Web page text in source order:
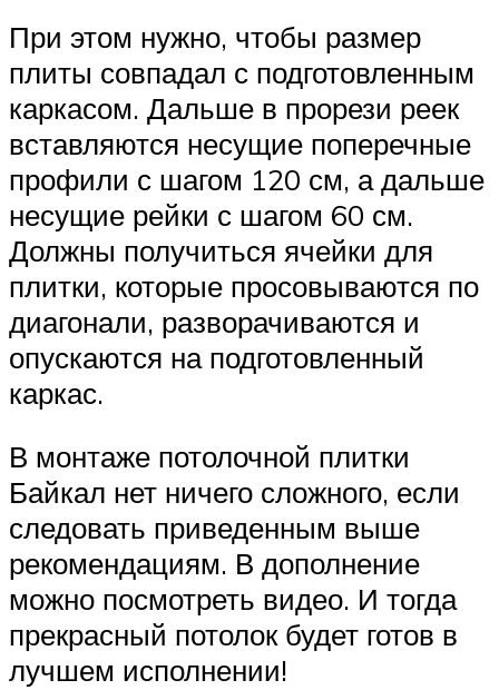
При этом нужно, чтобы размер
плиты совпадал с подготовленным
каркасом. Дальше в прорези реек
вставляются несущие поперечные
профили с шагом 120 см, а дальше
несущие рейки с шагом 60 см.
Должны получиться ячейки для
плитки, которые просовываются по
диагонали, разворачиваются и
опускаются на подготовленный
каркас.
В монтаже потолочной плитки
Байкал нет ничего сложного, если
следовать приведенным выше
рекомендациям. В дополнение
можно посмотреть видео. И тогда
прекрасный потолок будет готов в
лучшем исполнении!